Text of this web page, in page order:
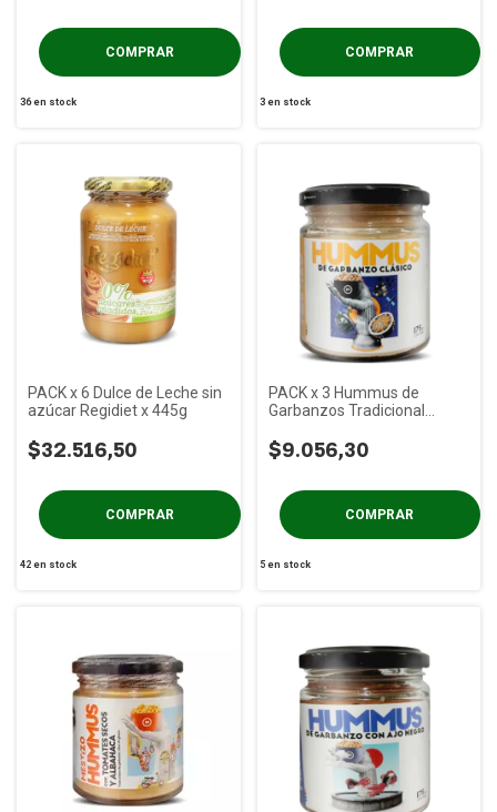
36en stock 3 en stock
PACK x 6 Dulce de Leche sin
azúcar Regidiet x 445g
$32.516,50
42en stock
PACK x 3 Hummus de
Garbanzos Tradicional
$9.056,30
5 en stock